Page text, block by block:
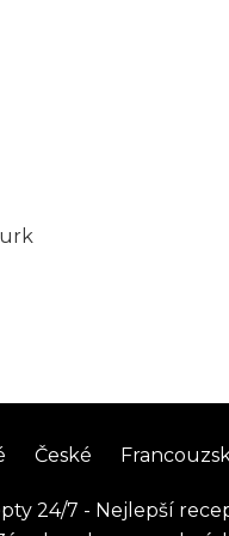
České
24/7 - Nejlepší